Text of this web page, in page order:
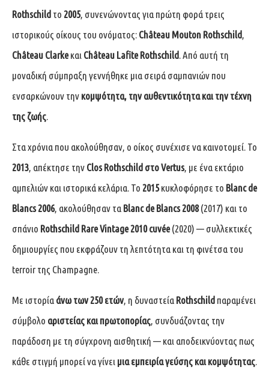
Rothschild το 2005, συνενώνοντας για πρώτη φορά τρεις
ιστορικούς οίκους του ονόματος: Château Mouton Rothschild,
Château Clarkeκαι Château Lafite Rothschild. Από αυτή τη
μοναδική σύμπραξη γεννήθηκε μια σειρά σαμπανιών που
ενσαρκώνουν την κομψότητα, την αυθεντικότητα και την τέχνη
της ζωής.
Στα χρόνια που ακολούθησαν, ο οίκος συνέχισε να καινοτομεί. Το
2013, απέκτησε την Clos Rothschild στο Vertus, με ένα εκτάριο
αμπελιών και ιστορικά κελάρια. Το 2015κυκλοφόρησε το Blanc de
Blancs 2006, ακολούθησαν τα Blanc de Blancs 2008(2017) και το
σπάνιο Rothschild Rare Vintage 2010 cuvée(2020) — συλλεκτικές
δημιουργίες που εκφράζουν τη λεπτότητα και τη φινέτσα του
terroir της Champagne.
Με ιστορία άνω των 250 ετών, η δυναστεία Rothschild παραμένει
σύμβολο αριστείας και πρωτοπορίας, συνδυάζοντας την
παράδοση με τη σύγχρονη αισθητική — και αποδεικνύοντας πως
κάθε στιγμή μπορεί να γίνει μια εμπειρία γεύσης και κομψότητας.